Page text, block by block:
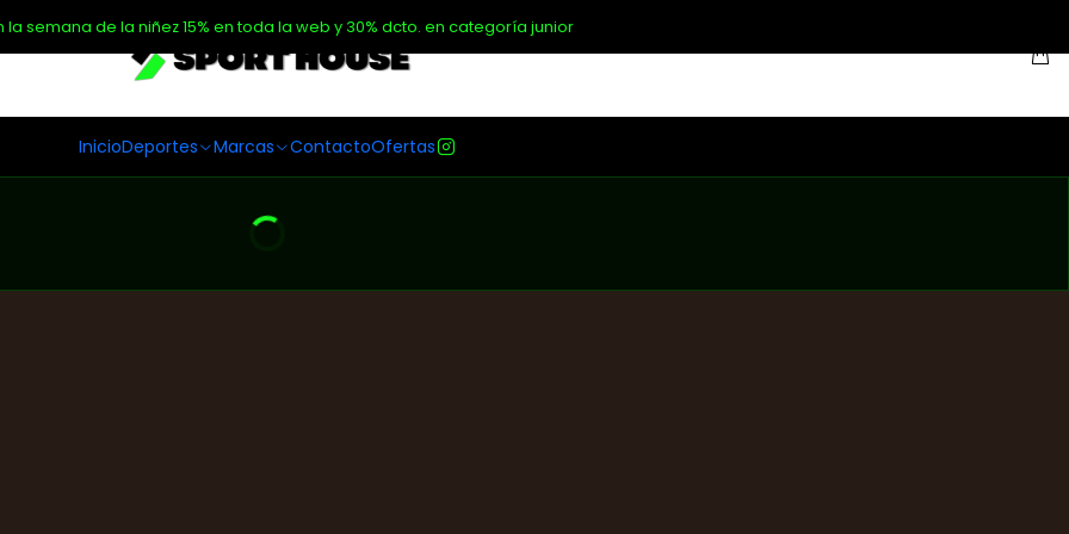
InicioDeportes Marcas ContactoOfertas
la semana de la niñez 15% en toda la web y 30% dcto. en categoría junior